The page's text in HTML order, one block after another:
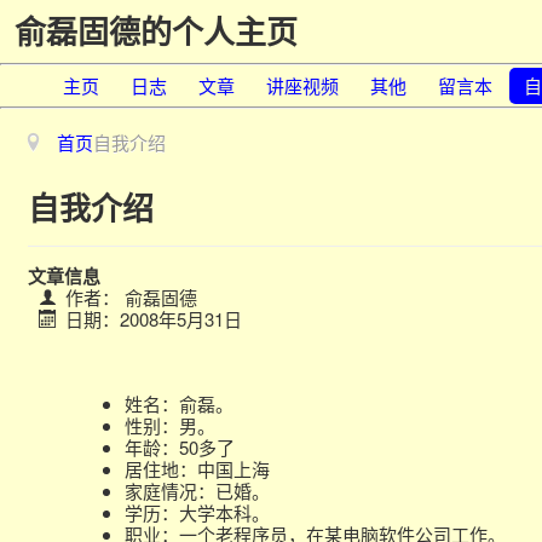
俞磊固德的个人主页
主页 日志 文章 讲座视频 其他 留言本
首页自我介绍
自我介绍
文章信息
作者： 俞磊固德
日期：2008年5月31日
姓名：俞磊。
性别：男。
年龄：50多了
居住地：中国上海
家庭情况：已婚。
学历：大学本科。
职业：一个老程序员，在某电脑软件公司工作。